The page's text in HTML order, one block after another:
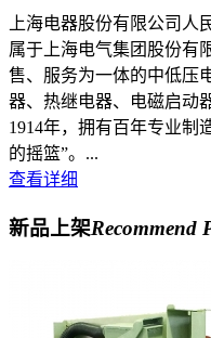
上海电器股份有限公司
属于上海电气集团股份有
售、服务为一体的中低压
器、热继电器、电磁启动
1914年，拥有百年专业制
的摇篮”。...
查看详细
新品上架Recommend